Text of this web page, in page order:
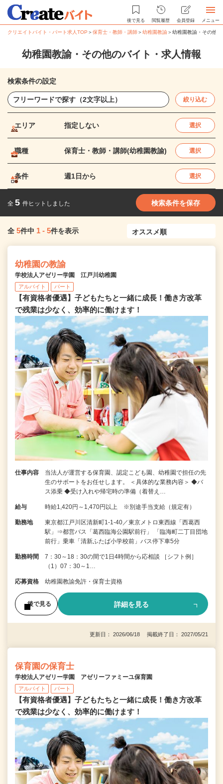
後で見る 閲覧履歴 会員登録 メニュー
クリエイトバイト・パート求人TOP ＞保育士・教師・講師 ＞幼稚園教諭＞幼稚園教諭・その他
幼稚園教諭・その他のバイト・求人情報
検索条件の設定
絞り込む
エリア 指定しない 選択
職種 保育士・教師・講師(幼稚園教諭) 選択
条件 週1日から 選択
全 5 件ヒットしました 検索条件を保存
全 5件中 1 - 5件を表示
幼稚園の教諭
学校法人アゼリー学園 江戸川幼稚園
アルバイト パート
【有資格者優遇】子どもたちと一緒に成長！働き方改革
で残業は少なく、効率的に働けます！
仕事内容
当法人が運営する保育園、認定こども園、幼稚園で担任の先
生のサポートをお任せします。 ＜具体的な業務内容＞ ◆バ
ス添乗 ◆受け入れや帰宅時の準備（着替え…
給与 時給1,420円～1,470円以上 ※別途手当支給（規定有）
勤務地
東京都江戸川区清新町1-1-40／東京メトロ東西線「西葛西
駅」⇒都営バス「葛西臨海公園駅前行」 「臨海町二丁目団地
前行」乗車「清新ふたば小学校前」バス停下車5分
勤務時間
7：30～18：30の間で1日4時間から応相談 ［シフト例］
（1）07：30～1…
応募資格 幼稚園教諭免許・保育士資格
後で見る 詳細を見る
更新日： 2026/06/18 掲載終了日： 2027/05/21
保育園の保育士
学校法人アゼリー学園 アゼリーファミーユ保育園
アルバイト パート
【有資格者優遇】子どもたちと一緒に成長！働き方改革
で残業は少なく、効率的に働けます！